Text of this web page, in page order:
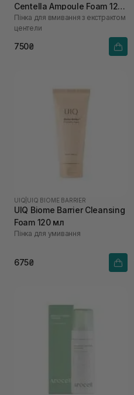
Centella Ampoule Foam 125
мл
Пінка для вмивання з екстрактом
центели
750₴
UIQ UIQ BIOME BARRIER
UIQ Biome Barrier Cleansing
Foam 120 мл
Пінка для умивання
675₴